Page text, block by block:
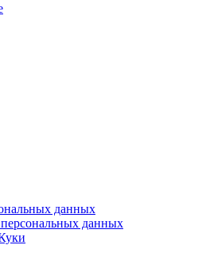
данных
данных